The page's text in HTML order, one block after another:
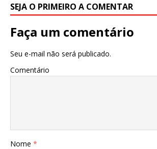
SEJA O PRIMEIRO A COMENTAR
Faça um comentário
Seu e-mail não será publicado.
Comentário
Nome *